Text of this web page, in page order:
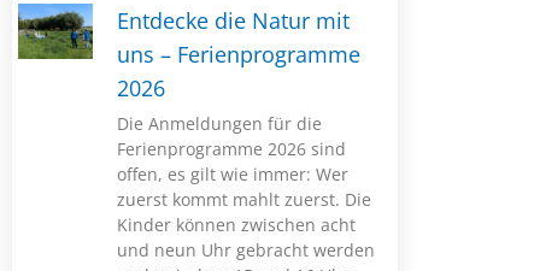
Entdecke die Natur mit
uns – Ferienprogramme
2026
Die Anmeldungen für die
Ferienprogramme 2026 sind
offen, es gilt wie immer: Wer
zuerst kommt mahlt zuerst. Die
Kinder können zwischen acht
und neun Uhr gebracht werden